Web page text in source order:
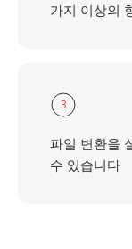
가지 이상의
3
파일 변환을
수 있습니다